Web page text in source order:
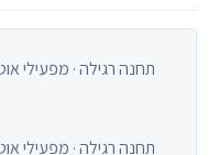
תחנה רגילה · מפעילי אוטובוסים
תחנה רגילה · מפעילי אוטובוסים